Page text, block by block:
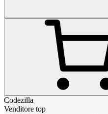
Codezilla
Venditore top